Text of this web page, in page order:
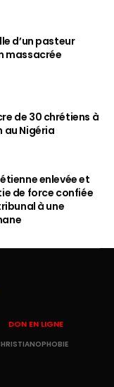
d’un pasteur
massacrée
de 30 chrétiens à
au Nigéria
enlevée et
de force confiée
à une
DON EN LIGNE